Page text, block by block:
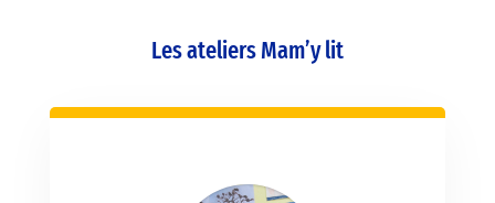
Les ateliers Mam’y lit